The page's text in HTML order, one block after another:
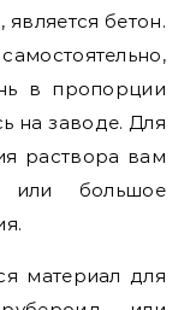
бетон.
в пропорции
на заводе. Для
раствора вам
или большое
материал для